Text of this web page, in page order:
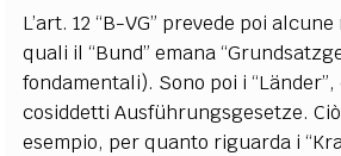
L’art. 12 “B-VG” prevede poi
quali il “Bund” emana
fondamentali). Sono poi i
cosiddetti Ausführungsgesetze.
esempio, per quanto riguarda i